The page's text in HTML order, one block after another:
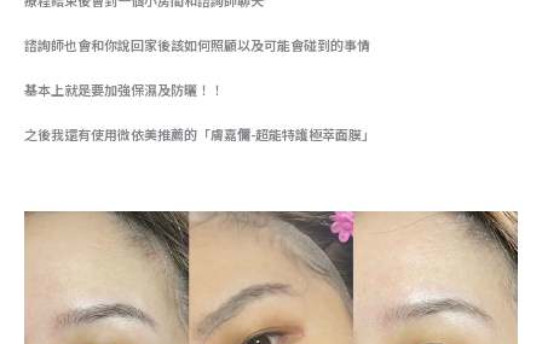
諮詢師也會和你說回家後該如何照顧以及可能會碰到的事情
基本上就是要加強保濕及防曬！！
之後我還有使用微依美推薦的「膚嘉儞-超能特護極萃面膜」